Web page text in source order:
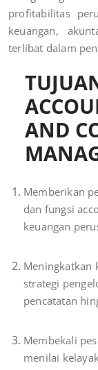
profitabilitas
keuangan,
terlibat dalam
AND
Memberikan
dan fungsi
keuangan
Meningkatkan
strategi
pencatatan
Membekali
menilai